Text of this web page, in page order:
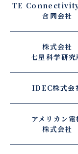
TE
合同会社
株式会社
七星科学研究
IDEC株式会
アメリカン電
株式会社